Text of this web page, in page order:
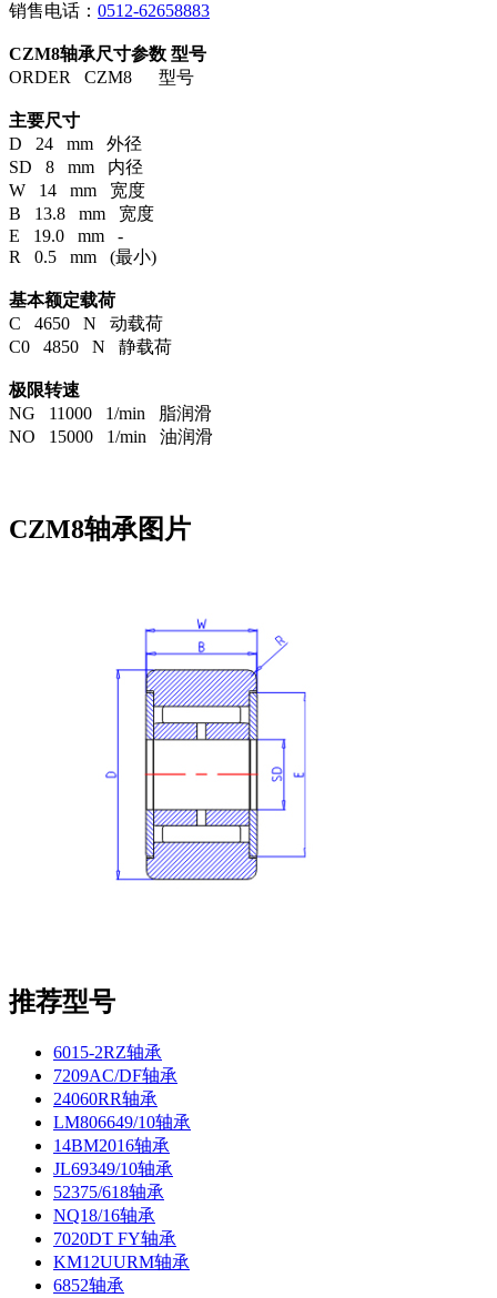
销售电话： 0512-62658883
CZM8轴承尺寸参数 型号
ORDER CZM8 型号
主要尺寸
D 24 mm 外径
SD 8 mm 内径
W 14 mm 宽度
B 13.8 mm 宽度
E 19.0 mm -
R 0.5 mm (最小)
基本额定载荷
C 4650 N 动载荷
C0 4850 N 静载荷
极限转速
NG 11000 1/min 脂润滑
NO 15000 1/min 油润滑
CZM8轴承图片
推荐型号
6015-2RZ轴承
7209AC/DF轴承
24060RR轴承
LM806649/10轴承
14BM2016轴承
JL69349/10轴承
52375/618轴承
NQ18/16轴承
7020DT FY轴承
KM12UURM轴承
6852轴承